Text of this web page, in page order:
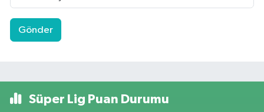
Gönder
Süper Lig Puan Durumu